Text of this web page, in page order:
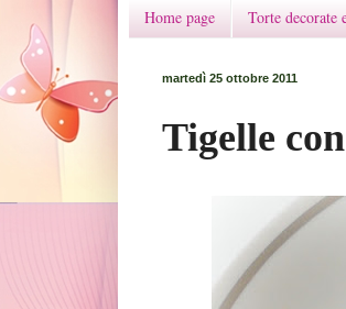
Home page Torte decorate
martedì 25 ottobre 2011
Tigelle